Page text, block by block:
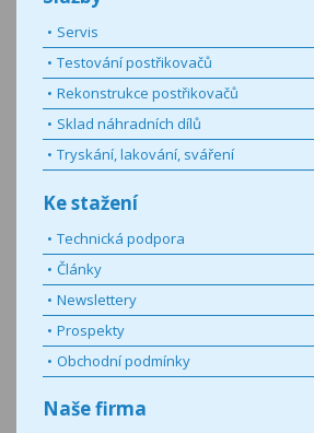
Servis
Testování postřikovačů
Rekonstrukce postřikovačů
Sklad náhradních dílů
Tryskání, lakování, sváření
Ke stažení
Technická podpora
Články
Newslettery
Prospekty
Obchodní podmínky
Naše firma